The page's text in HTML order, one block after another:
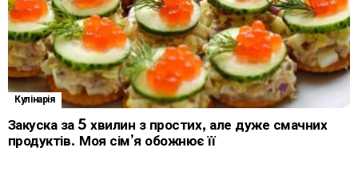
Кулінарія
Закуска за 5 хвилин з простих, але дуже смачних
продуктів. Моя сім’я обожнює її